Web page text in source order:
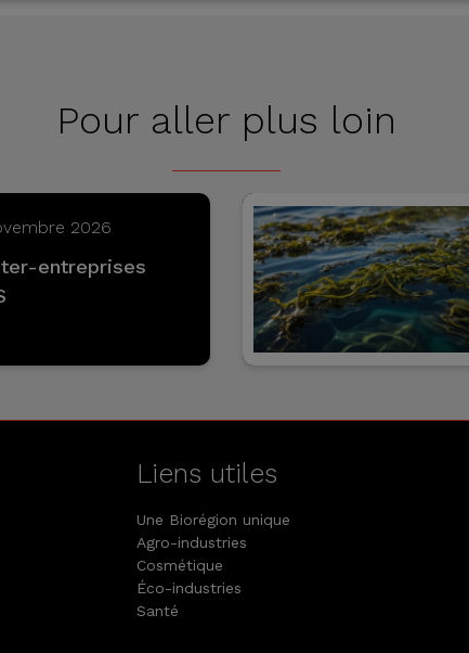
Pour aller plus loin
2026
entreprises
Liens utiles
Une Biorégion unique
Agro-industries
Cosmétique
Éco-industries
Santé